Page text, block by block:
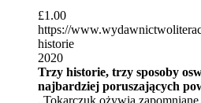
£1.00
https://
historie
2020
Trzy historie, trzy sposoby
najbardziej poruszających